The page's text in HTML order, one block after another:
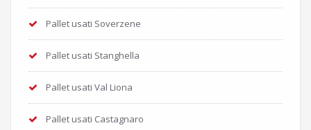
Pallet usati Soverzene
Pallet usati Stanghella
Pallet usati Val Liona
Pallet usati Castagnaro